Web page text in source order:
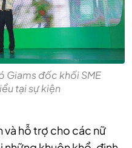
Giams đốc khối SME
tại sự kiện
và hỗ trợ cho các nữ